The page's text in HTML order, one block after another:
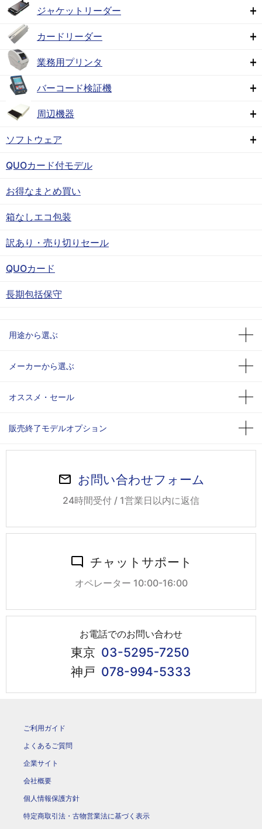
ジャケットリーダー
カードリーダー
業務用プリンタ
バーコード検証機
周辺機器
ソフトウェア
QUOカード付モデル
お得なまとめ買い
箱なしエコ包装
訳あり・売り切りセール
QUOカード
長期包括保守
用途から選ぶ
メーカーから選ぶ
オススメ・セール
販売終了モデルオプション
お問い合わせフォーム
24時間受付 / 1営業日以内に返信
チャットサポート
オペレーター 10:00-16:00
お電話でのお問い合わせ
東京 03-5295-7250
神戸 078-994-5333
ご利用ガイド
よくあるご質問
企業サイト
会社概要
個人情報保護方針
特定商取引法・古物営業法に基づく表示